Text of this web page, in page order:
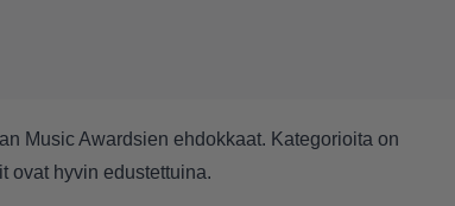
Music Awardsien ehdokkaat. Kategorioita on
ovat hyvin edustettuina.